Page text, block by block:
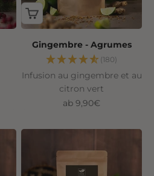
Gingembre - Agrumes
(180)
Infusion au gingembre et au
citron vert
Angebot
ab 9,90€